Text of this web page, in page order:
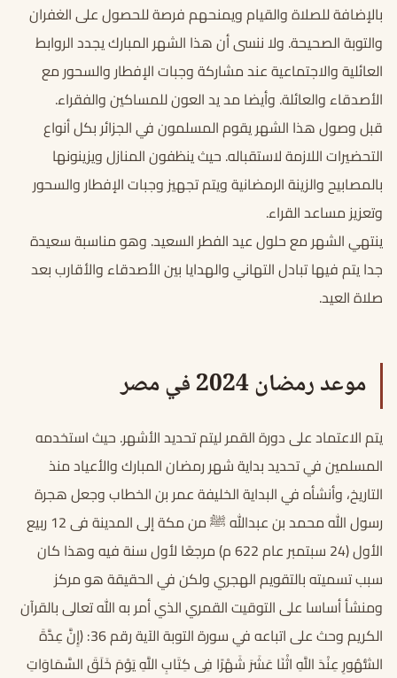
بالإضافة للصلاة والقيام ويمنحهم فرصة للحصول على الغفران
والتوبة الصحيحة. ولا ننسى أن هذا الشهر المبارك يجدد الروابط
العائلية والاجتماعية عند مشاركة وجبات الإفطار والسحور مع
الأصدقاء والعائلة. وأيضا مد يد العون للمساكين والفقراء.
قبل وصول هذا الشهر يقوم المسلمون في الجزائر بكل أنواع
التحضيرات اللازمة لاستقباله. حيث ينظفون المنازل ويزينونها
بالمصابيح والزينة الرمضانية ويتم تجهيز وجبات الإفطار والسحور
وتعزيز مساعد القراء.
ينتهي الشهر مع حلول عيد الفطر السعيد. وهو مناسبة سعيدة
جدا يتم فيها تبادل التهاني والهدايا بين الأصدقاء والأقارب بعد
صلاة العيد.
موعد رمضان 2024 في مصر
يتم الاعتماد على دورة القمر ليتم تحديد الأشهر. حيث استخدمه
المسلمين في تحديد بداية شهر رمضان المبارك والأعياد منذ
التاريخ، وأنشأه في البداية الخليفة عمر بن الخطاب وجعل هجرة
رسول الله محمد بن عبدالله ﷺ من مكة إلى المدينة فى 12 ربیع
الأول (24 سبتمبر عام 622 م) مرجعًا لأول سنة فيه وهذا كان
سبب تسميته بالتقويم الهجري ولكن في الحقيقة هو مركز
ومنشأ أساسا على التوقيت القمري الذي أمر به الله تعالى بالقرآن
الكريم وحث على اتباعه في سورة التوبة الآية رقم 36: ﴿إِنَّ عِدَّةَ
الشُّهُورِ عِنْدَ اللَّهِ اثْنَا عَشَرَ شَهْرًا فِى كِتَابِ اللَّهِ يَوْمَ خَلَقَ السَّمَاوَاتِ